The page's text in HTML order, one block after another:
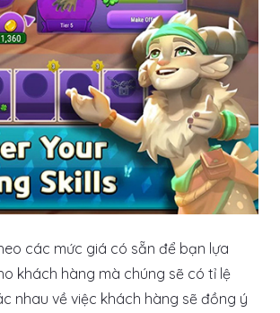
các mức giá có sẵn để bạn lựa
khách hàng mà chúng sẽ có tỉ lệ
nhau về việc khách hàng sẽ đồng ý